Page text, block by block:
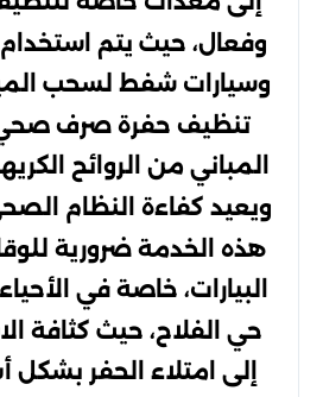
وفعال، حيث يتم
وسيارات شفط لسحب
تنظيف حفرة صرف
المباني من الروائح
ويعيد كفاءة النظام
هذه الخدمة ضرورية
البيارات، خاصة في
حي الفلاح، حيث كثافة
إلى امتلاء الحفر بشكل